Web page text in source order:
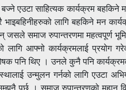
बज्ने एउटा साहित्यक कार्यक्रम
लागि बहकिने मन
जसले समाज रुपान्तरणमा महत्वपूर्ण
आफ्नो कार्यक्रमलाई प्रयोग
पनि थिए । उनले कुनै पनि
उन्मुलन गर्नको लागि एउटा
पर्छ । समाज रुपान्तरणको महान